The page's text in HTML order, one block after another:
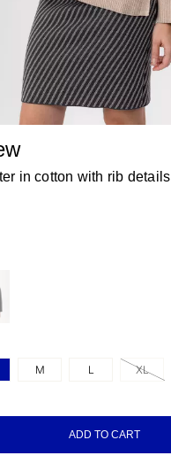
in cotton with rib details
M L XL
ADD TO CART